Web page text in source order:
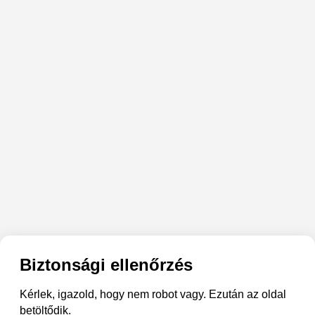
Biztonsági ellenőrzés
Kérlek, igazold, hogy nem robot vagy. Ezután az oldal
betöltődik.